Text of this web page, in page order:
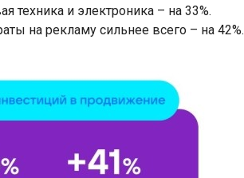
техника и электроника – на 33%.
на рекламу сильнее всего – на 42%.